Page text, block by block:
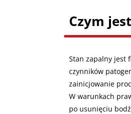
Czym
Stan zapalny jest
czynników
zainicjowanie
W warunkach
po usunięciu